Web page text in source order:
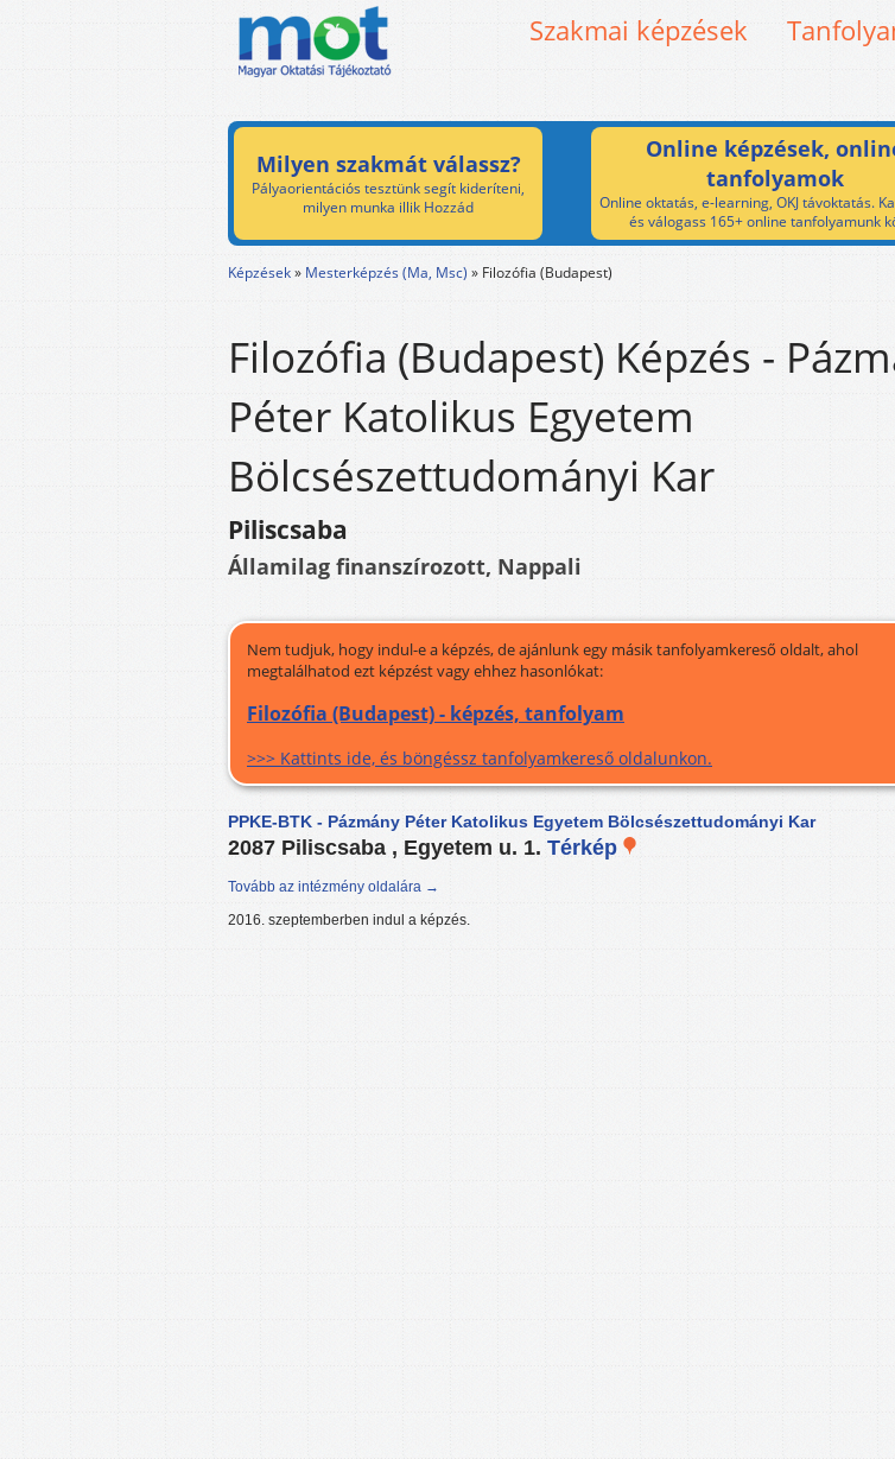
Szakmai képzések
Milyen szakmát válassz?
Pályaorientációs tesztünk segít kideríteni,
milyen munka illik Hozzád
Online képzések,
tanfolyamok
Online oktatás, e-learning, OKJ távoktatás.
és válogass 165+ online tanfolyamunk
Képzések» Mesterképzés (Ma, Msc) » Filozófia (Budapest)
Filozófia (Budapest) Képzés -
Péter Katolikus Egyetem
Bölcsészettudományi Kar
Piliscsaba
Államilag finanszírozott, Nappali
Nem tudjuk, hogy indul-e a képzés, de ajánlunk egy másik tanfolyamkereső oldalt, ahol
megtalálhatod ezt képzést vagy ehhez hasonlókat:
Filozófia (Budapest) - képzés, tanfolyam
>>> Kattints ide, és böngéssz tanfolyamkereső oldalunkon.
PPKE-BTK - Pázmány Péter Katolikus Egyetem Bölcsészettudományi Kar
2087 Piliscsaba , Egyetem u. 1. Térkép
Tovább az intézmény oldalára →
2016. szeptemberben indul a képzés.